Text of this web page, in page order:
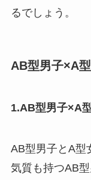
るでしょう。
AB型男子×A
1.AB型男子×A
AB型男子とA型
気質も持つAB